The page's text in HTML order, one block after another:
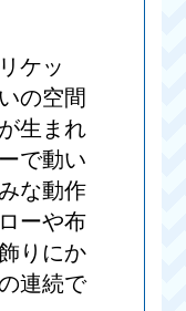
ケッ
の空間
生まれ
で動い
な動作
ーや布
りにか
連続で